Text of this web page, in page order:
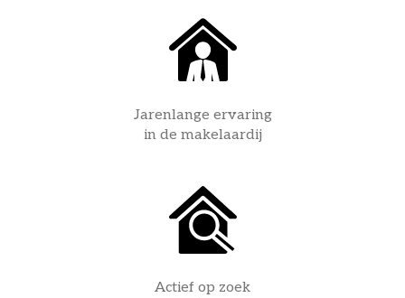
Jarenlange ervaring
in de makelaardij
Actief op zoek